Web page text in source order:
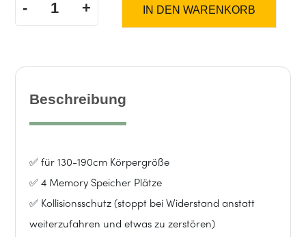
-
MO
Steuerung
Komfort
160x80
+ IN DEN WARENKORB
Beschreibung
✅ für 130-190cm Körpergröße
✅ 4 Memory Speicher Plätze
✅ Kollisionsschutz (stoppt bei Widerstand anstatt
weiterzufahren und etwas zu zerstören)